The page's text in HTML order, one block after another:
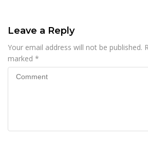
Leave a Reply
Your email address will not be published.
marked *